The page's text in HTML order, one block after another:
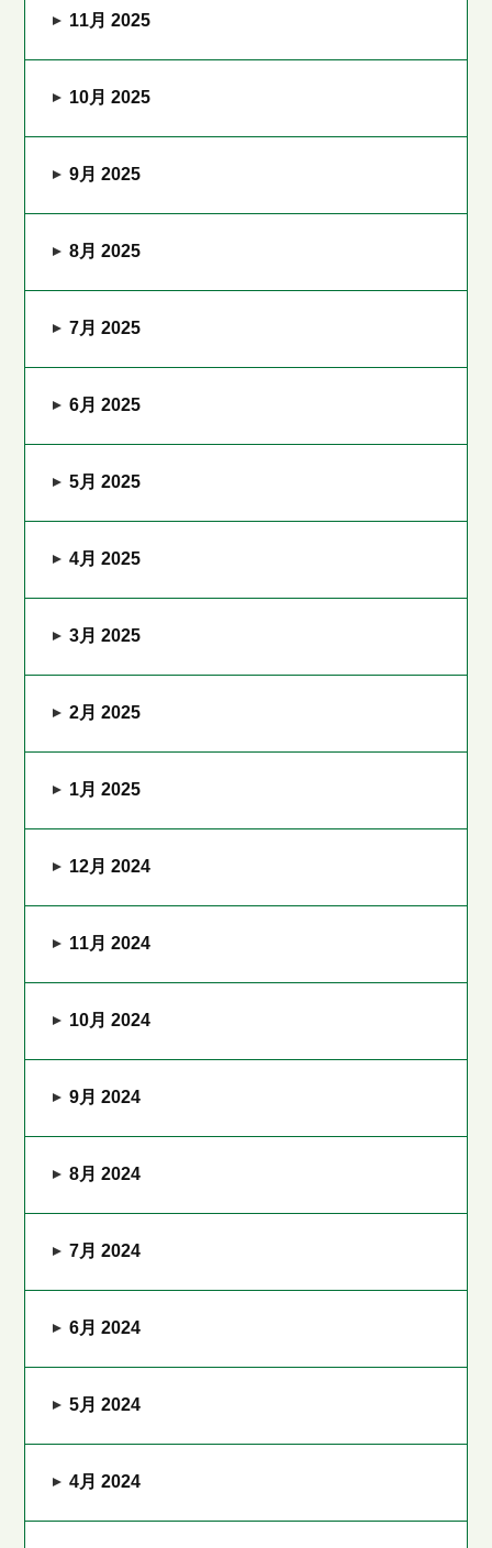
11月 2025
10月 2025
9月 2025
8月 2025
7月 2025
6月 2025
5月 2025
4月 2025
3月 2025
2月 2025
1月 2025
12月 2024
11月 2024
10月 2024
9月 2024
8月 2024
7月 2024
6月 2024
5月 2024
4月 2024